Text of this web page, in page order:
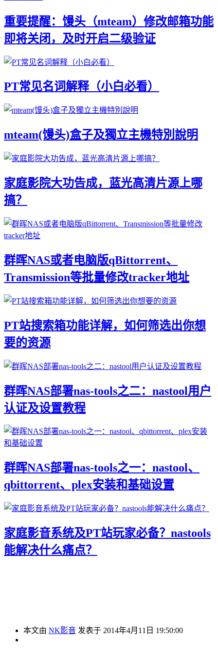
重要提醒：馒头（mteam）修改邮箱功能
即将关闭，及时开启二级验证
PT常见名词解释（小白必看）
mteam(馒头)盒子及獨立主機特別說明
家庭影院大功告成，蓝光高清片源上哪
搞？
群晖NAS或者电脑版qBittorrent、
Transmission等批量修改tracker地址
PT站搜索箱功能详解，如何筛选出你想
要的资源
群晖NAS部署nas-tools之二：nastool用户
认证及设置教程
群晖NAS部署nas-tools之一：nastool、
qbittorrent、plex安装和基础设置
家庭影音系统及PT站玩家必备？nastools
能解决什么痛点？
本文由 NK影音 发表于 2014年4月11日 19:50:00